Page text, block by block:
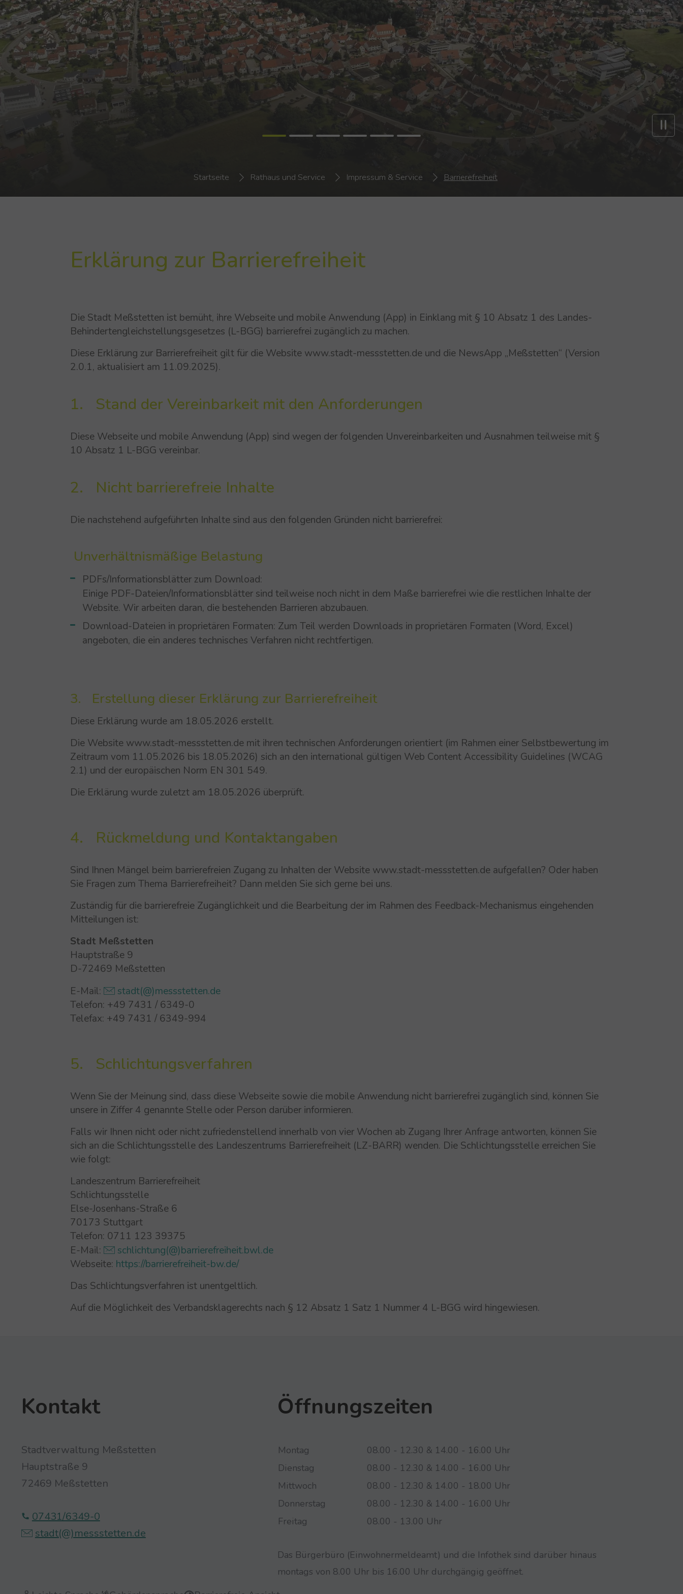
Startseite Rathaus und Service Impressum & Service Barrierefreiheit
Erklärung zur Barrierefreiheit
Die Stadt Meßstetten ist bemüht, ihre Webseite und mobile Anwendung (App) in Einklang mit § 10 Absatz 1 des Landes-
Behindertengleichstellungsgesetzes (L-BGG) barrierefrei zugänglich zu machen.
Diese Erklärung zur Barrierefreiheit gilt für die Website www.stadt-messstetten.de und die NewsApp „Meßstetten“ (Version
2.0.1, aktualisiert am 11.09.2025).
1. Stand der Vereinbarkeit mit den Anforderungen
Diese Webseite und mobile Anwendung (App) sind wegen der folgenden Unvereinbarkeiten und Ausnahmen teilweise mit §
10 Absatz 1 L-BGG vereinbar.
2. Nicht barrierefreie Inhalte
Die nachstehend aufgeführten Inhalte sind aus den folgenden Gründen nicht barrierefrei:
Unverhältnismäßige Belastung
PDFs/Informationsblätter zum Download:
Einige PDF-Dateien/Informationsblätter sind teilweise noch nicht in dem Maße barrierefrei wie die restlichen Inhalte der
Website. Wir arbeiten daran, die bestehenden Barrieren abzubauen.
Download-Dateien in proprietären Formaten: Zum Teil werden Downloads in proprietären Formaten (Word, Excel)
angeboten, die ein anderes technisches Verfahren nicht rechtfertigen.
3. Erstellung dieser Erklärung zur Barrierefreiheit
Diese Erklärung wurde am 18.05.2026 erstellt.
Die Website www.stadt-messstetten.de mit ihren technischen Anforderungen orientiert (im Rahmen einer Selbstbewertung im
Zeitraum vom 11.05.2026 bis 18.05.2026) sich an den international gültigen Web Content Accessibility Guidelines (WCAG
2.1) und der europäischen Norm EN 301 549.
Die Erklärung wurde zuletzt am 18.05.2026 überprüft.
4. Rückmeldung und Kontaktangaben
Sind Ihnen Mängel beim barrierefreien Zugang zu Inhalten der Website www.stadt-messstetten.de aufgefallen? Oder haben
Sie Fragen zum Thema Barrierefreiheit? Dann melden Sie sich gerne bei uns.
Zuständig für die barrierefreie Zugänglichkeit und die Bearbeitung der im Rahmen des Feedback-Mechanismus eingehenden
Mitteilungen ist:
Stadt Meßstetten
Hauptstraße 9
D-72469 Meßstetten
E-Mail:
stadt(@)messstetten.de
Telefon: +49 7431 / 6349-0
Telefax: +49 7431 / 6349-994
5. Schlichtungsverfahren
Wenn Sie der Meinung sind, dass diese Webseite sowie die mobile Anwendung nicht barrierefrei zugänglich sind, können Sie
unsere in Ziffer 4 genannte Stelle oder Person darüber informieren.
Falls wir Ihnen nicht oder nicht zufriedenstellend innerhalb von vier Wochen ab Zugang Ihrer Anfrage antworten, können Sie
sich an die Schlichtungsstelle des Landeszentrums Barrierefreiheit (LZ-BARR) wenden. Die Schlichtungsstelle erreichen Sie
wie folgt:
Landeszentrum Barrierefreiheit
Schlichtungsstelle
Else-Josenhans-Straße 6
70173 Stuttgart
Telefon: 0711 123 39375
E-Mail:
schlichtung(@)barrierefreiheit.bwl.de
Webseite: https://barrierefreiheit-bw.de/
Das Schlichtungsverfahren ist unentgeltlich.
Auf die Möglichkeit des Verbandsklagerechts nach § 12 Absatz 1 Satz 1 Nummer 4 L-BGG wird hingewiesen.
Kontakt
Stadtverwaltung Meßstetten
Hauptstraße 9
72469 Meßstetten
07431/6349-0
stadt(@)­‍­messstetten.­‍­de
Öffnungszeiten
Montag
08.00 - 12.30 & 14.00 - 16.00 Uhr
Dienstag
08.00 - 12.30 & 14.00 - 16.00 Uhr
Mittwoch
08.00 - 12.30 & 14.00 - 18.00 Uhr
Donnerstag
08.00 - 12.30 & 14.00 - 16.00 Uhr
Freitag
08.00 - 13.00 Uhr
Das Bürgerbüro (Einwohnermeldeamt) und die Infothek sind darüber hinaus
montags von 8.00 Uhr bis 16.00 Uhr durchgängig geöffnet.